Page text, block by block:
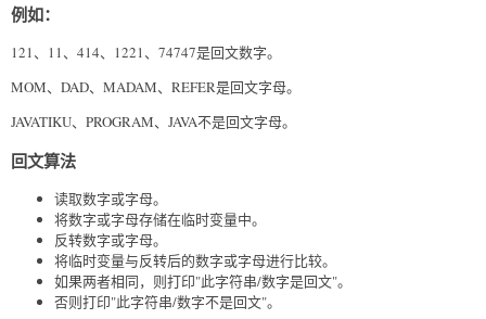
例如：
121、11、414、1221、74747是回文数字。
MOM、DAD、MADAM、REFER是回文字母。
JAVATIKU、PROGRAM、JAVA不是回文字母。
回文算法
读取数字或字母。
将数字或字母存储在临时变量中。
反转数字或字母。
将临时变量与反转后的数字或字母进行比较。
如果两者相同，则打印"此字符串/数字是回文"。
否则打印"此字符串/数字不是回文"。